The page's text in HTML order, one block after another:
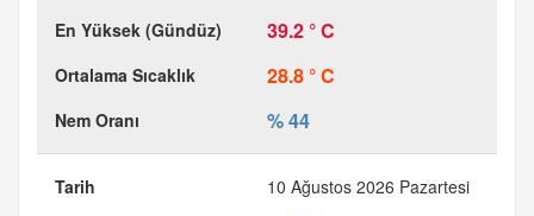
39.2 ° C
28.8 ° C
% 44
10 Ağustos 2026 Pazartesi